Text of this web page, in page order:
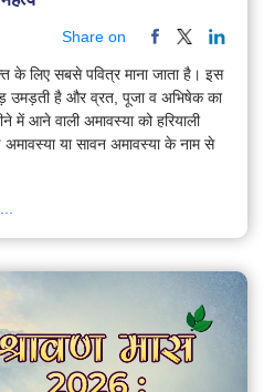
Share on
के लिए सबसे पवित्र माना जाता है। इस
उमड़ती है और व्रत, पूजा व अभिषेक का
में आने वाली अमावस्या को हरियाली
या सावन अमावस्या के नाम से